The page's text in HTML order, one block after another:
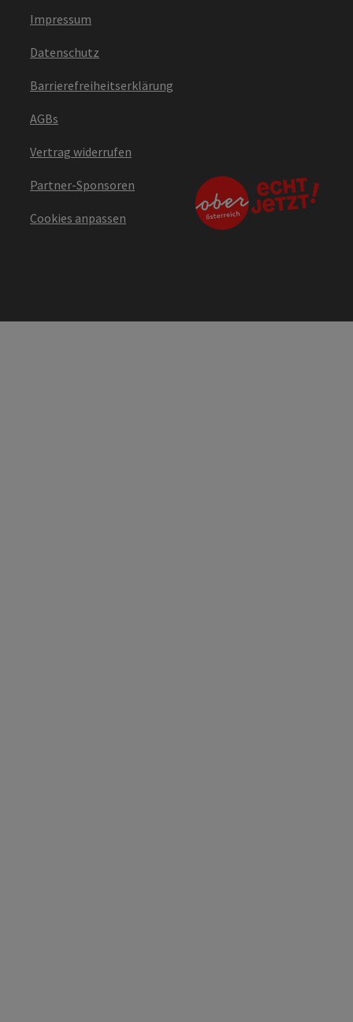
Impressum
Datenschutz
Barrierefreiheitserklärung
AGBs
Vertrag widerrufen
Partner-Sponsoren
Cookies anpassen